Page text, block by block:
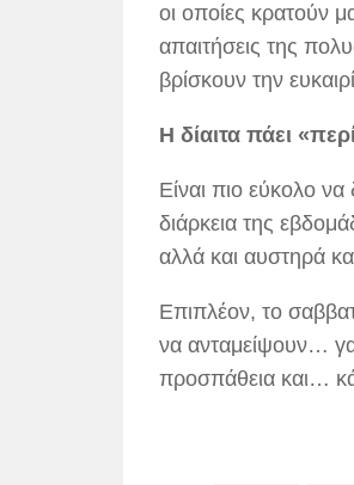
οι οποίες κρατούν
απαιτήσεις της
βρίσκουν την
Η δίαιτα πάει
Είναι πιο εύκολο να
διάρκεια της
αλλά και αυστηρά
Επιπλέον, το
να ανταμείψουν…
προσπάθεια και…